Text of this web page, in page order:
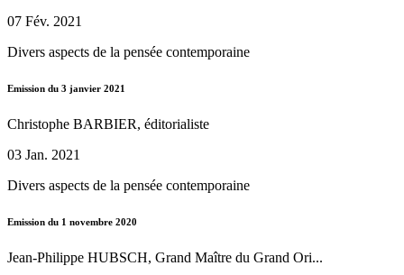
07 Fév. 2021
Divers aspects de la pensée contemporaine
Emission du 3 janvier 2021
Christophe BARBIER, éditorialiste
03 Jan. 2021
Divers aspects de la pensée contemporaine
Emission du 1 novembre 2020
Jean-Philippe HUBSCH, Grand Maître du Grand Ori...